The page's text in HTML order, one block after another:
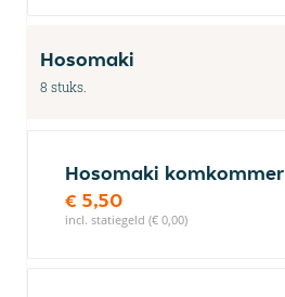
Hosomaki
8 stuks.
Hosomaki komkommer
€ 5,50
incl. statiegeld (€ 0,00)